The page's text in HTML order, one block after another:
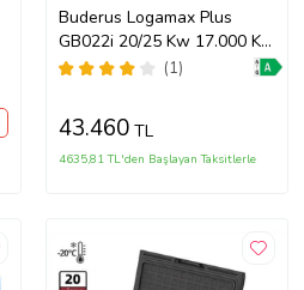
Buderus Logamax Plus
GB022i 20/25 Kw 17.000 K
Tam Yoğuşmalı Kombi
(1)
43.460 TL
4635,81 TL'den Başlayan Taksitlerle